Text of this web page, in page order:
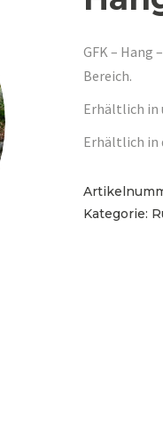
GFK –
Bereich.
Erhältlich in
Erhältlich in
Kategorie: